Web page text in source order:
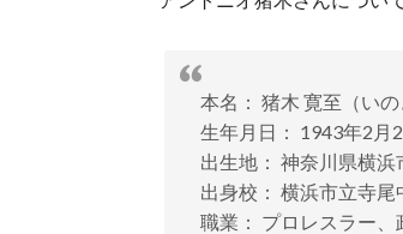
本名： 猪木 寛至（いの
生年月日： 1943年2月
出生地： 神奈川県横浜
出身校： 横浜市立寺尾
職業： プロレスラー、